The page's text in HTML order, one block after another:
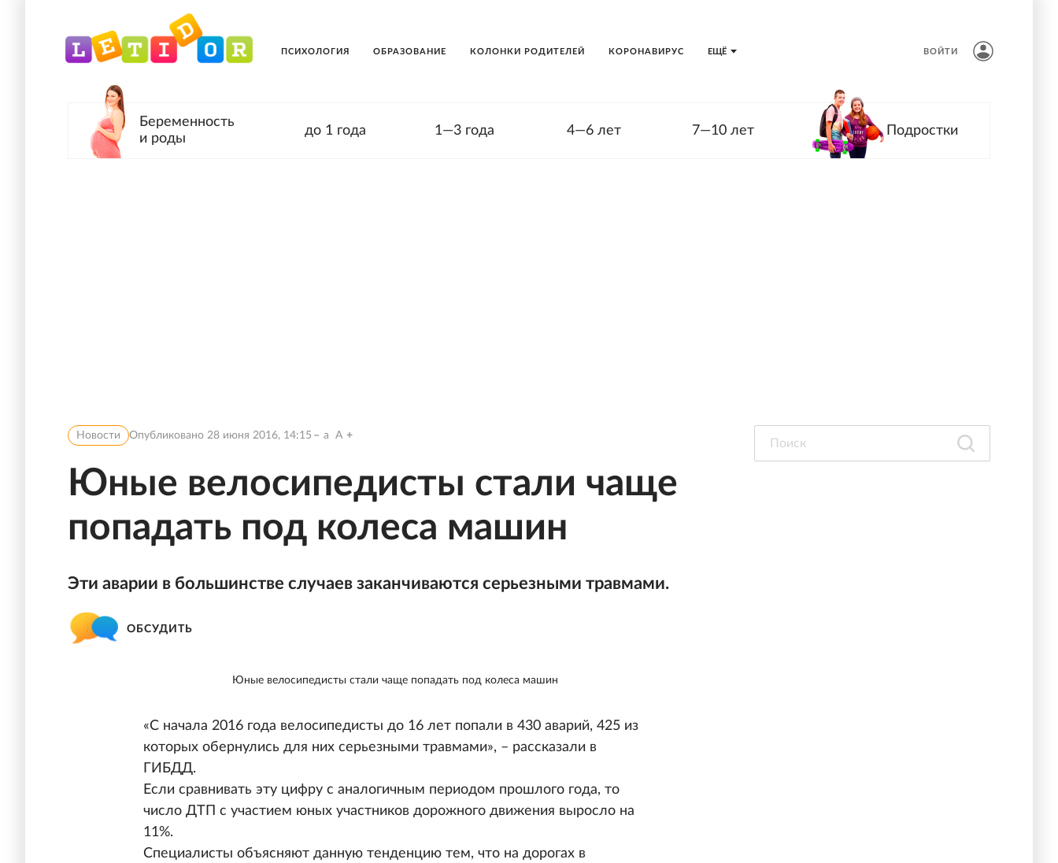
ЕЩЁ
ПСИХОЛОГИЯ ОБРАЗОВАНИЕ КОЛОНКИ РОДИТЕЛЕЙ КОРОНАВИРУС ВОЙТИ
Беременность
и роды
до 1 года 1—3 года 4—6 лет 7—10 лет Подростки
Новости Опубликовано 28 июня 2016, 14:15 a A
Юные велосипедисты стали чаще
попадать под колеса машин
Эти аварии в большинстве случаев заканчиваются серьезными травмами.
ОБСУДИТЬ
Юные велосипедисты стали чаще попадать под колеса машин
«С начала 2016 года велосипедисты до 16 лет попали в 430 аварий, 425 из
которых обернулись для них серьезными травмами», – рассказали в
ГИБДД.
Если сравнивать эту цифру с аналогичным периодом прошлого года, то
число ДТП с участием юных участников дорожного движения выросло на
11%.
Специалисты объясняют данную тенденцию тем, что на дорогах в